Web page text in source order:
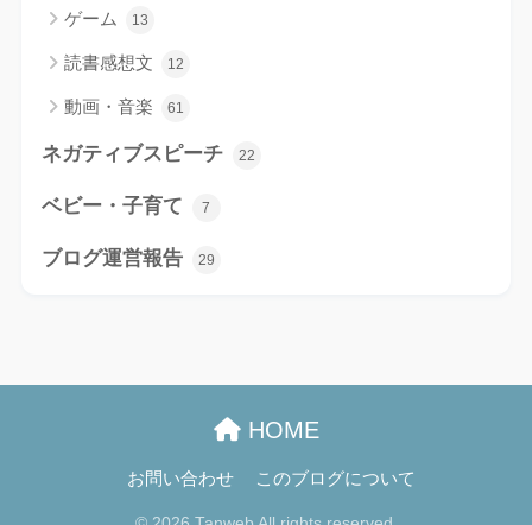
ゲーム 13
読書感想文 12
動画・音楽 61
ネガティブスピーチ 22
ベビー・子育て 7
ブログ運営報告 29
HOME
お問い合わせ このブログについて